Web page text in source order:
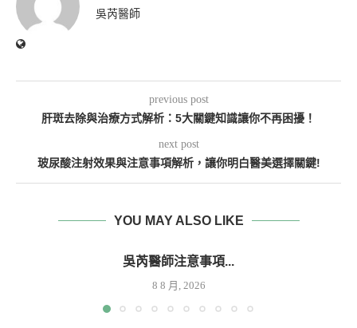
吳芮醫師
previous post
肝斑去除與治療方式解析：5大關鍵知識讓你不再困擾！
next post
玻尿酸注射效果與注意事項解析，讓你明白醫美選擇關鍵!
YOU MAY ALSO LIKE
吳芮醫師注意事項...
8 8 月, 2026